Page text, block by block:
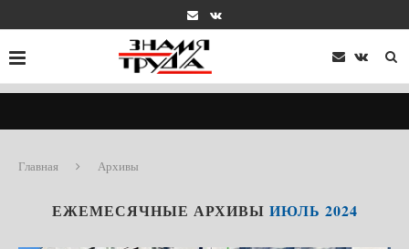
Главная Архивы
ЕЖЕМЕСЯЧНЫЕ АРХИВЫ ИЮЛЬ 2024